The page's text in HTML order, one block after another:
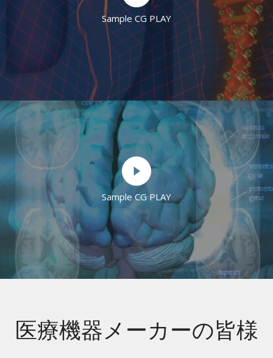
Sample CG PLAY
Sample CG PLAY
医療機器メーカーの皆様